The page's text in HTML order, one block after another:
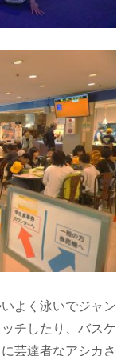
よく泳いでジャン
チしたり、バスケ
芸達者なアシカさ